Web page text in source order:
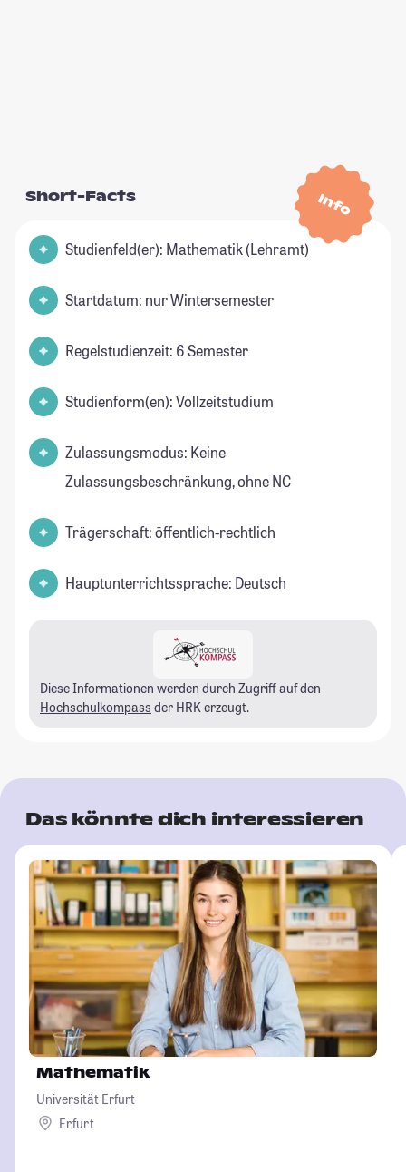
Info
Short-Facts
Studienfeld(er): Mathematik (Lehramt)
Startdatum: nur Wintersemester
Regelstudienzeit: 6 Semester
Studienform(en): Vollzeitstudium
Zulassungsmodus: Keine
Zulassungsbeschränkung, ohne NC
Trägerschaft: öffentlich-rechtlich
Hauptunterrichtssprache: Deutsch
Diese Informationen werden durch Zugriff auf den
Hochschulkompass der HRK erzeugt.
Das könnte dich interessieren
Mathematik
Universität Erfurt
Erfurt